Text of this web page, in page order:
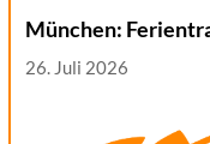
München:
26. Juli 2026